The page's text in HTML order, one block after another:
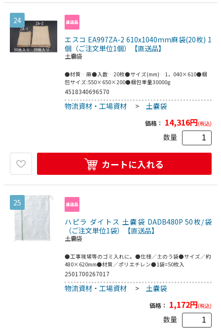
24
エスコ EA997ZA-2 610x1040mm麻袋(20枚) 1
個（ご注文単位1個）【直送品】
土嚢袋
●材質…麻●入数…20枚●サイズ(mm)…1，040×610●梱
包サイズ:550×650×200●梱包重量30000g
4518340696570
物流資材・工場資材 > 土嚢袋
価格： 14,316円(税込)
数量
カートに入れる
25
ハピラ ダイトス 土嚢袋 DADB480P 50枚/袋
（ご注文単位1袋）【直送品】
土嚢袋
●工事現場等のゴミ入れに。●仕様／土のう袋●サイズ／約
480×620mm●材質／ポリエチレン●1袋=50枚入
2501700267017
物流資材・工場資材 > 土嚢袋
価格： 1,172円(税込)
数量